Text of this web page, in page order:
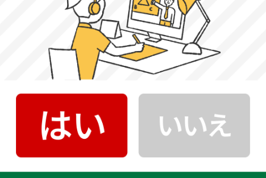
国語の傾向と対策
例年、試験時間60分で、長文読解問題（小説・論説文）2題
と古文1題の大問3題構成です。読解問題の中に漢字が含ま
れるため、普段からコツコツと学習し、多くの漢字を身に
付けておくことが大切です。全体的に文章量が多いため、
速読力・精読力を養い、過去問や類似問題で演習を重ねま
しょう。また、記述問題も出題されるため、日頃から文章
を読んで自分の考えを指定された文字数でまとめる練習を